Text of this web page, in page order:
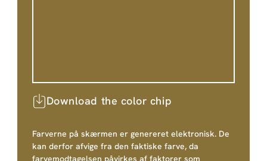
Download the color chip
Farverne på skærmen er genereret elektronisk. De
kan derfor afvige fra den faktiske farve, da
farvemodtagelsen påvirkes af faktorer som